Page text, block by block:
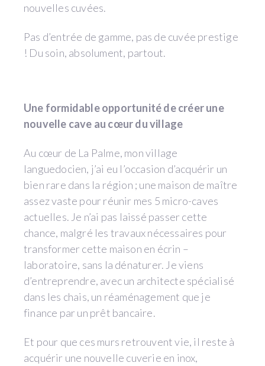
nouvelles cuvées.
Pas d’entrée de gamme, pas de cuvée prestige
! Du soin, absolument, partout.
Une formidable opportunité de créer une
nouvelle cave au cœur du village
Au cœur de La Palme, mon village
languedocien, j’ai eu l’occasion d’acquérir un
bien rare dans la région ; une maison de maître
assez vaste pour réunir mes 5 micro-caves
actuelles. Je n’ai pas laissé passer cette
chance, malgré les travaux nécessaires pour
transformer cette maison en écrin –
laboratoire, sans la dénaturer. Je viens
d’entreprendre, avec un architecte spécialisé
dans les chais, un réaménagement que je
finance par un prêt bancaire.
Et pour que ces murs retrouvent vie, il reste à
acquérir une nouvelle cuverie en inox,